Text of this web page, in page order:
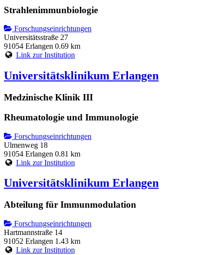
Strahlenimmunbiologie
Forschungseinrichtungen
Universitätsstraße 27
91054 Erlangen 0.69 km
Link zur Institution
Universitätsklinikum Erlangen
Medzinische Klinik III
Rheumatologie und Immunologie
Forschungseinrichtungen
Ulmenweg 18
91054 Erlangen 0.81 km
Link zur Institution
Universitätsklinikum Erlangen
Abteilung für Immunmodulation
Forschungseinrichtungen
Hartmannstraße 14
91052 Erlangen 1.43 km
Link zur Institution